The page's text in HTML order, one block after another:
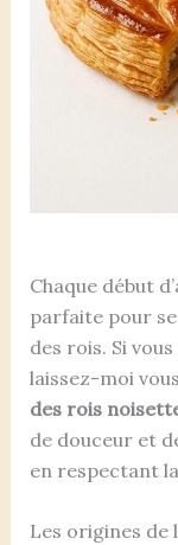
Chaque début
parfaite pour
des rois. Si
laissez-moi
des rois
de douceur et
en respectant
Les origines de